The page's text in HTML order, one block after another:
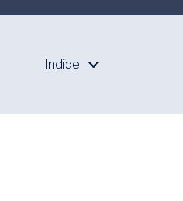
Indice